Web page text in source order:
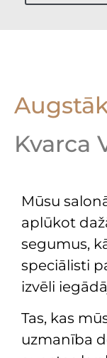
Kvarca
Mūsu
aplūkot
segumus,
speciālisti
izvēli
Tas, kas
uzmanība